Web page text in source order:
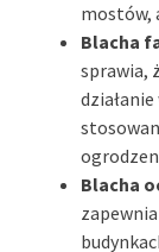
mostów,
Blacha
sprawia,
Blacha